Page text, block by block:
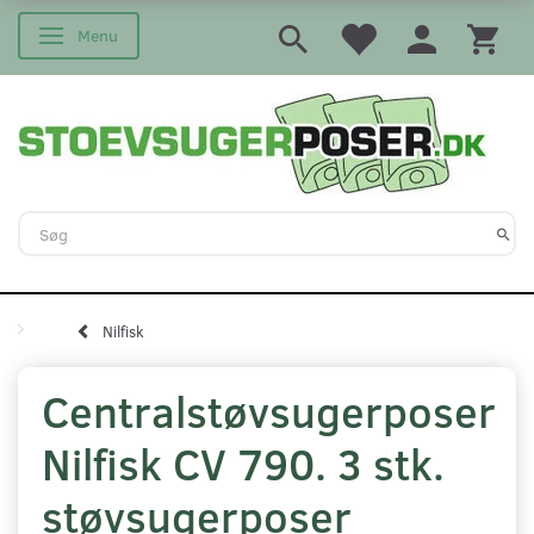
Skifte navigation
Menu
Nilfisk
Centralstøvsugerposer
Nilfisk CV 790. 3 stk.
støvsugerposer